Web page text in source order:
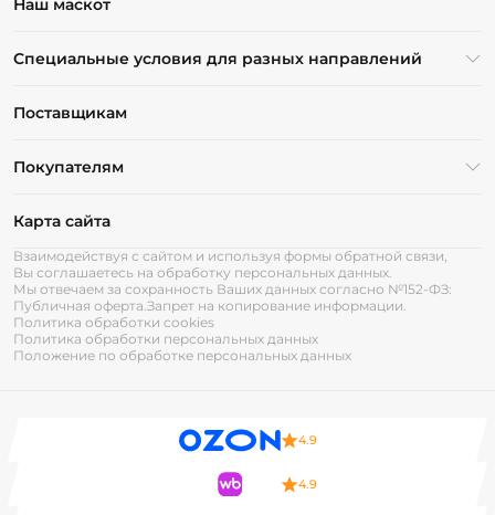
Наш маскот
Специальные условия для разных направлений
Поставщикам
Покупателям
Карта сайта
Взаимодействуя с сайтом и используя формы обратной связи,
Вы соглашаетесь на обработку персональных данных.
Мы отвечаем за сохранность Ваших данных согласно №152-ФЗ:
Публичная оферта.Запрет на копирование информации.
Политика обработки cookies
Политика обработки персональных данных
Положение по обработке персональных данных
4.9
4.9